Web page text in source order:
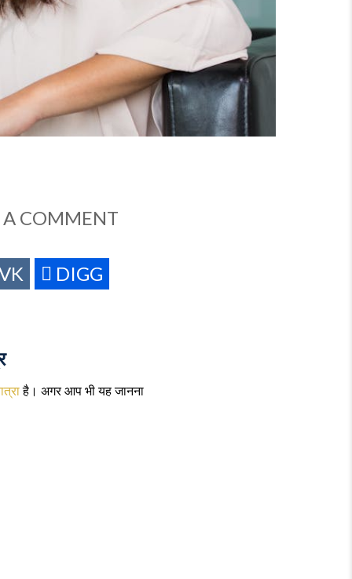
A COMMENT
DIGG
है। अगर आप भी यह जानना